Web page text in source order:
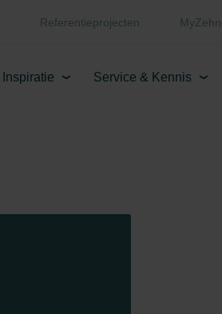
Referentieprojecten
Inspiratie Service & Kennis